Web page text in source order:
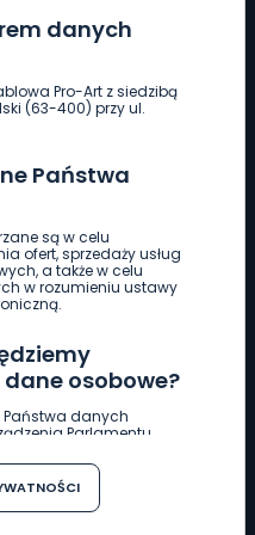
danych
Pro-Art z siedzibą
(63-400) przy ul.
Państwa
są w celu
ofert, sprzedaży usług
a także w celu
w rozumieniu ustawy
osobowe?
danych
Parlamentu
w związku z
w sprawie
oraz uchylenia